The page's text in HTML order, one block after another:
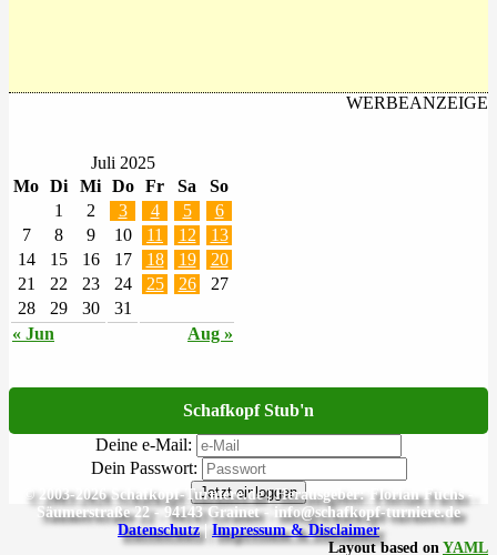
WERBEANZEIGE
Juli 2025
Mo Di Mi Do Fr Sa So
« Jun Aug »
1 2 3 4 5
6
7
8 9 10 11 12
13
14
15 16 17 18 19
20
21
22 23 24 25 26
27
28
29 30 31
Schafkopf Stub'n
Deine e-Mail:
Dein Passwort:
Jetzt einloggen
© 2003-2026 Schafkopf-Turniere.de | Herausgeber: Florian Fuchs -
Säumerstraße 22 - 94143 Grainet - info@schafkopf-turniere.de
Datenschutz| Impressum & Disclaimer
Layout based on YAML